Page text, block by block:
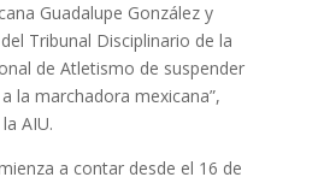
Guadalupe González y
Tribunal Disciplinario de la
de Atletismo de suspender
la marchadora mexicana”,
AIU.
a contar desde el 16 de